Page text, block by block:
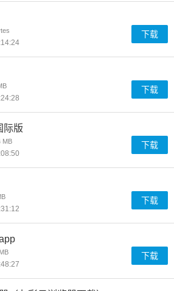
下载
下载
际版
MB 下载
下载
下载